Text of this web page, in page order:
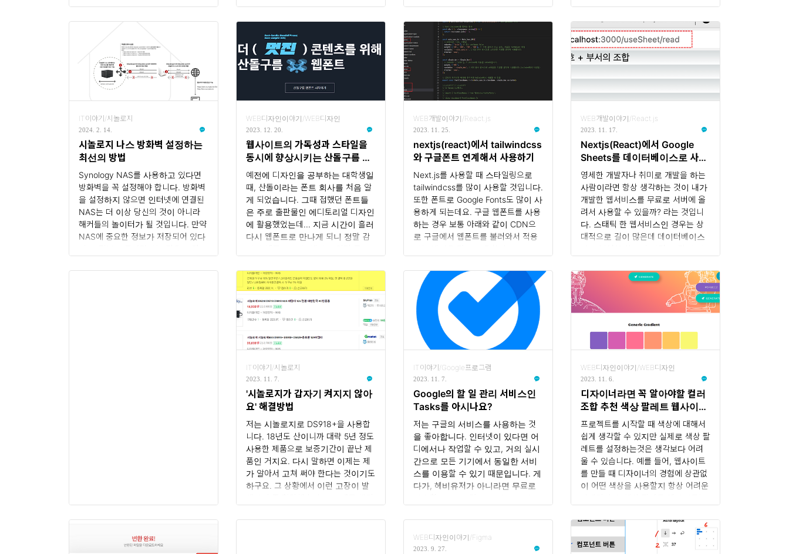
태 관리 방법들이 등장했습니다. 본
방법 (useState, useReducer,
Context API, Redux, Recoil,
Zustand, Next.js SWR)을 심층 분석
하고, 각 방법의 장단점을 비교하며
실제 사례와 함께 적용 방법을 제시하
따라 적합한 상태 관리 방법을 선택하
는데 도움이 되는 추가 고려 사항과
팁을 제공하려고 합니다..
다른 구조와 특징을 가지고 있으며,
프로젝트의 특성에 따라 적합한 컨벤
션을 선택하는 것이 중요합니다. 기존
Next.js 프로젝트를 관리하는 차원이
라면 Pages 라우팅 방식을 추천하지
만 만약 새롭게 프로젝트를 진행하게
된다면 App 라우팅 방식을 추천합니
Routing Conventions는 Next.js 14
버전에서 새롭게 도입된 라우팅 컨
벤..
화면의 레이아웃을 정의 합니다.
page .js .jsx .tsx 화면의 컨텐츠를 정
의 합니다. loading .js .jsx .tsx 화면
이 로딩될 때 보여줄 UI 화면입니다.
not-found .js ...
IT이야기/시놀로지
2024. 2. 14.
시놀로지 나스 방화벽 설정하는
최선의 방법
Synology NAS를 사용하고 있다면
방화벽을 꼭 설정해야 합니다. 방화벽
을 설정하지 않으면 인터넷에 연결된
NAS는 더 이상 당신의 것이 아니라
해커들의 놀이터가 될 것입니다. 만약
NAS에 중요한 정보가 저장되어 있다
면 공유기와 함께 Synology NAS에
WEB디자인이야기/WEB디자인
2023. 12. 20.
웹사이트의 가독성과 스타일을
동시에 향상시키는 산돌구름 웹
폰트
예전에 디자인을 공부하는 대학생일
때, 산돌이라는 폰트 회사를 처음 알
게 되었습니다. 그때 접했던 폰트들
은 주로 출판물인 에디토리얼 디자인
에 활용했었는데... 지금 시간이 흘러
다시 웹폰트로 만나게 되니 정말 감
금까지 성장해 온 산돌의 저력이 새삼
느껴집니다. 오늘은 웹 디자인을 위
한 필수 아이템인 웹폰트, 그중에서
도 이번에 출시한 산돌구름 웹폰트에
대해 이야기해 보려고 합니다. 그 전
에 먼저 웹폰트가 무엇인지부터 알아
볼까요? 웹폰트란 웹폰트는 웹사이트
방식으로 웹사이트의 시각적 매력과
기능성을 향상시킬 수 있는 요소입
니다. 1. 웹폰트의 개념 웹폰트는 사
용자의 시스템에 설치되지 않은 폰트
를 웹사이트에..
WEB개발이야기/React.js
2023. 11. 25.
nextjs(react)에서 tailwindcss
와 구글폰트 연계해서 사용하기
Next.js를 사용할 때 스타일링으로
tailwindcss를 많이 사용할 것입니다.
또한 폰트로 Google Fonts도 많이 사
용하게 되는데요. 구글 웹폰트를 사용
하는 경우 보통 아래와 같이 CDN으
로 구글에서 웹폰트를 불러와서 적용
우 사용이 편한 장점도 있지만 오프라
인이거나 네트워크가 좋지 않은 환경
에서는 단점으로 작용을 합니다. 그래
서 Next.js에서는 폰트를 별도의 패키
지로 만들어서 제공하고 있습니다. 이
럴 경우 사용하는 것은 웹폰트를 사용
하는 것만큼 쉽고 퍼블리싱 할 때
오프라인일 때도 웹폰트가 표현이 되
는 장점이 있습니다. Next.js에서
Google Fonts 적..
WEB개발이야기/React.js
2023. 11. 17.
Nextjs(React)에서 Google
Sheets를 데이터베이스로 사용
할 수 있을까
영세한 개발자나 취미로 개발을 하는
사람이라면 항상 생각하는 것이 내가
개발한 웹서비스를 무료로 서버에 올
려서 사용할 수 있을까? 라는 것입니
다. 스태틱 한 웹서비스인 경우는 상
대적으로 길이 많은데 데이터베이스
까지는 필요도 없는데 말이죠. 저도
이번에 Next.js(React)로 아주 간단
한 웹서비스를 토이 프로그램으로 개
발하기로 하면서 데이터베이스에 대해
문득 든 생각이 Google Sheets를 사
용하면 되지 않으까?였습니다. 그래서
여기저기 이것저것 알아보다가 굳이
Sheets가 대안이 될 수도 있겠다고 판
단하여 시도해 봤습니다. 결과는 어느
정도 성공적이어서 잊어버리기 전에
공유를 하려고 합..
IT이야기/시놀로지
2023. 11. 7.
'시놀로지가 갑자기 켜지지 않아
요' 해결방법
저는 시놀로지로 DS918+을 사용합
니다. 18년도 산이니까 대략 5년 정도
사용한 제품으로 보증기간이 끝난 제
품인 거지요. 다시 말하면 이제는 제
가 알아서 고쳐 써야 한다는 것이기도
하구요. 그 상황에서 이런 고장이 발
사람들을 위해 글로 공유를 하려고 합
IT이야기/Google프로그램
2023. 11. 7.
Google의 할 일 관리 서비스인
Tasks를 아시나요?
저는 구글의 서비스를 사용하는 것
을 좋아합니다. 인터넷이 있다면 어
디에서나 작업할 수 있고, 거의 실시
간으로 모든 기기에서 동일한 서비
스를 이용할 수 있기 때문입니다. 게
다가, 헤비유저가 아니라면 무료로
Keep을 사용했습니다. 하지만 Keep
은 무언가를 마구 적는 데는 좋지만,
할 일을 관리하는 데 불편한 점이 있
WEB디자인이야기/WEB디자인
2023. 11. 6.
디자이너라면 꼭 알아야할 컬러
조합 추천 색상 팔레트 웹사이트
8선
프로젝트를 시작할 때 색상에 대해서
쉽게 생각할 수 있지만 실제로 색상 팔
레트를 설정하는것은 생각보다 어려
울 수 있습니다. 예를 들어, 웹사이트
를 만들 때 디자이너의 경험에 상관없
이 어떤 색상을 사용할지 항상 어려운
니다. 일부 서비스는 정확한 색상 정보
를 받기 위해 웹사이트에 회원으로 등
록해야 하고, 어떤 경우에는 회원으로
WEB디자인이야기/Figma
2023. 9. 27.